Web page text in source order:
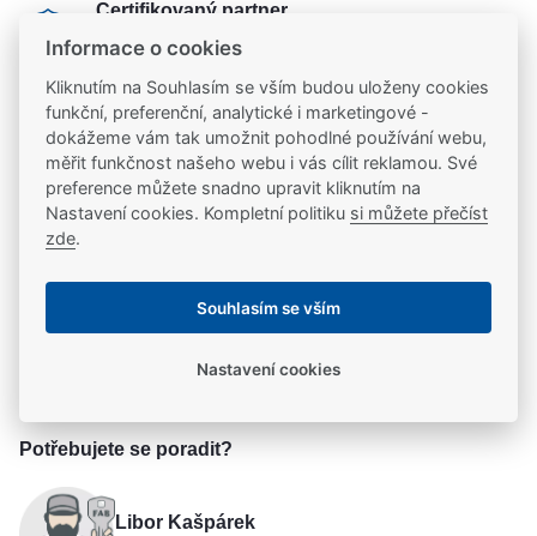
Certifikovaný partner
Partneři značek FAB
20 let na trhu
Poradíme vám, máme 20 let zkušeností
Popis
Příslušenství k elektronickým zámkům effeff
Ke stažení
Parametry a specifikace
Výrobce
Typ příslušenství
Potřebujete se poradit?
Libor Kašpárek
Informace o cookies
Kliknutím na Souhlasím se vším budou uloženy cookies
funkční, preferenční, analytické i marketingové -
dokážeme vám tak umožnit pohodlné používání webu,
měřit funkčnost našeho webu i vás cílit reklamou. Své
preference můžete snadno upravit kliknutím na
Nastavení cookies. Kompletní politiku si můžete přečíst
zde.
Souhlasím se vším
Nastavení cookies